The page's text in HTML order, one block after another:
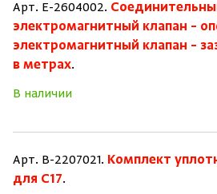
Арт. E-2604002.
электромагнитный клапан –
электромагнитный клапан –
в метрах.
В наличии
Арт. B-2207021. Комплект
для C17.